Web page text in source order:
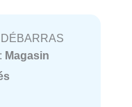
Magasin